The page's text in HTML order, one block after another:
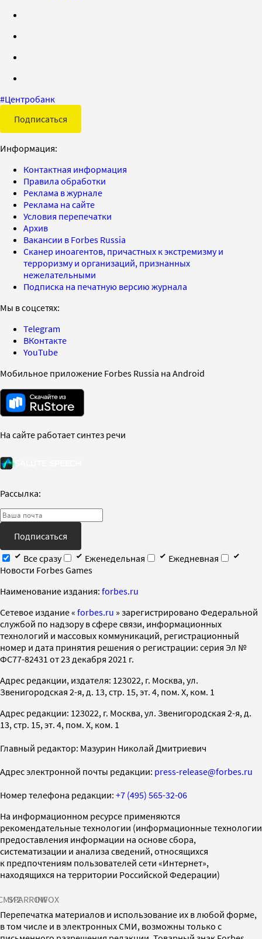
#Центробанк
Подписаться
Информация:
Контактная информация
Правила обработки
Реклама в журнале
Реклама на сайте
Условия перепечатки
Архив
Вакансии в Forbes Russia
Сканер иноагентов, причастных к экстремизму и
терроризму и организаций, признанных
нежелательными
Подписка на печатную версию журнала
Мы в соцсетях:
Telegram
ВКонтакте
YouTube
Мобильное приложение Forbes Russia на Android
На сайте работает синтез речи
Рассылка:
Подписаться
Все сразу
Еженедельная
Ежедневная
Новости Forbes Games
Наименование издания: forbes.ru
Cетевое издание « forbes.ru » зарегистрировано Федеральной
службой по надзору в сфере связи, информационных
технологий и массовых коммуникаций, регистрационный
номер и дата принятия решения о регистрации: серия Эл №
ФС77-82431 от 23 декабря 2021 г.
Адрес редакции, издателя: 123022, г. Москва, ул.
Звенигородская 2-я, д. 13, стр. 15, эт. 4, пом. X, ком. 1
Адрес редакции: 123022, г. Москва, ул. Звенигородская 2-я, д.
13, стр. 15, эт. 4, пом. X, ком. 1
Главный редактор: Мазурин Николай Дмитриевич
Адрес электронной почты редакции: press-release@forbes.ru
Номер телефона редакции: +7 (495) 565-32-06
На информационном ресурсе применяются
рекомендательные технологии (информационные технологии
предоставления информации на основе сбора,
систематизации и анализа сведений, относящихся
к предпочтениям пользователей сети «Интернет»,
находящихся на территории Российской Федерации)
SPARROWINFOX
Перепечатка материалов и использование их в любой форме,
в том числе и в электронных СМИ, возможны только с